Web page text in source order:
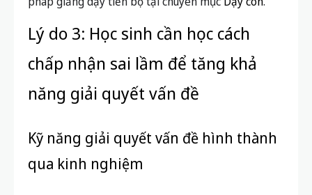
Lý do 3: Học sinh cần học cách
chấp nhận sai lầm để tăng khả
năng giải quyết vấn đề
Kỹ năng giải quyết vấn đề hình thành
qua kinh nghiệm